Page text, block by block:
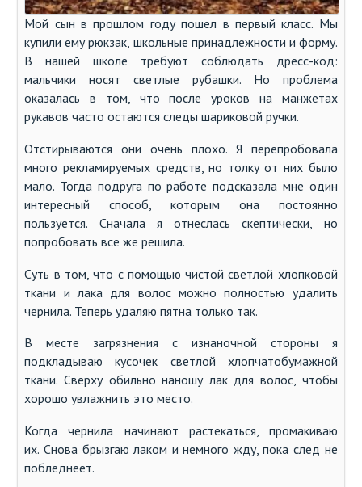
Мой сын в прошлом году пошел в первый класс. Мы
купили ему рюкзак, школьные принадлежности и форму.
В нашей школе требуют соблюдать дресс-код:
мальчики носят светлые рубашки. Но проблема
оказалась в том, что после уроков на манжетах
рукавов часто остаются следы шариковой ручки.
Отстирываются они очень плохо. Я перепробовала
много рекламируемых средств, но толку от них было
мало. Тогда подруга по работе подсказала мне один
интересный способ, которым она постоянно
пользуется. Сначала я отнеслась скептически, но
попробовать все же решила.
Суть в том, что с помощью чистой светлой хлопковой
ткани и лака для волос можно полностью удалить
чернила. Теперь удаляю пятна только так.
В месте загрязнения с изнаночной стороны я
подкладываю кусочек светлой хлопчатобумажной
ткани. Сверху обильно наношу лак для волос, чтобы
хорошо увлажнить это место.
Когда чернила начинают растекаться, промакиваю
их. Снова брызгаю лаком и немного жду, пока след не
побледнеет.